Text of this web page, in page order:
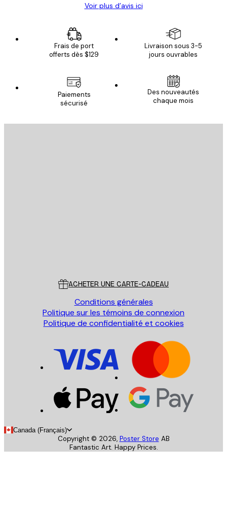
Voir plus d’avis ici
Frais de port
offerts dès $129
Livraison sous 3-5
jours ouvrables
Paiements
sécurisé
Des nouveautés
chaque mois
ACHETER UNE CARTE-CADEAU
Conditions générales
Politique sur les témoins de connexion
Politique de confidentialité et cookies
Canada (Français)
Copyright © 2026, Poster Store AB
Fantastic Art. Happy Prices.